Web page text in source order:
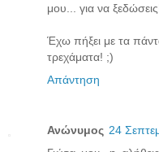
μου... για να
Έχω πήξει με τα
τρεχάματα! ;)
Απάντηση
Ανώνυμος 24